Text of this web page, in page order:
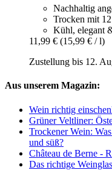
Nachhaltig
Trocken mit
Kühl, elegant
11,99 € (15,99 € / l)
Zustellung bis 12.
Aus unserem Magazin:
Wein richtig
Grüner Veltliner:
Trockener Wein:
und süß?
Château de Berne -
Das richtige